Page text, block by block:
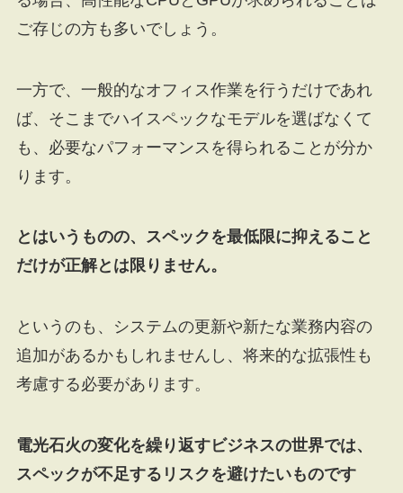
ご存じの方も多いでしょう。
一方で、一般的なオフィス作業を行うだけであれ
ば、そこまでハイスペックなモデルを選ばなくて
も、必要なパフォーマンスを得られることが分か
ります。
とはいうものの、スペックを最低限に抑えること
だけが正解とは限りません。
というのも、システムの更新や新たな業務内容の
追加があるかもしれませんし、将来的な拡張性も
考慮する必要があります。
電光石火の変化を繰り返すビジネスの世界では、
スペックが不足するリスクを避けたいものです